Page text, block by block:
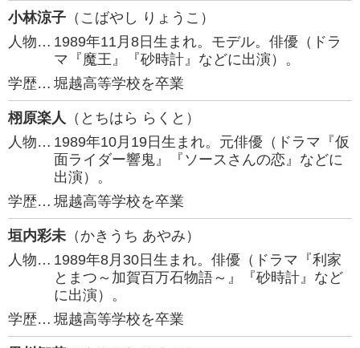
小林涼子 （こばやし りょうこ）
人物… 1989年11月8日生まれ。モデル。俳優（ドラ
マ『魔王』『砂時計』などに出演）。
学歴… 堀越高等学校を卒業
栩原楽人 （とちはら らくと）
人物… 1989年10月19日生まれ。元俳優（ドラマ『仮
面ライダー響鬼』『ソースさんの恋』などに
出演）。
学歴… 堀越高等学校を卒業
垣内彩未 （かきうち あやみ）
人物… 1989年8月30日生まれ。俳優（ドラマ『利家
とまつ～加賀百万石物語～』『砂時計』など
に出演）。
学歴… 堀越高等学校を卒業